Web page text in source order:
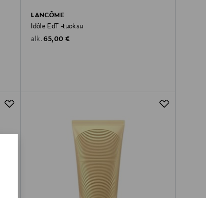
LANCÔME
Idôle EdT -tuoksu
alk. Original Price
65,00 €